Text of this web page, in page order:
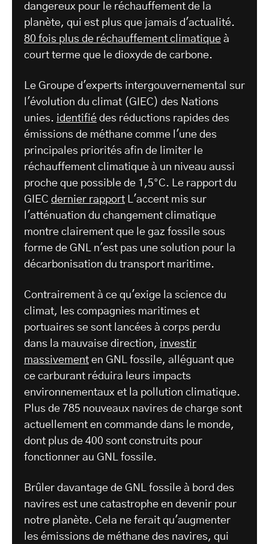
dangereux pour le réchauffement de la
planète, qui est plus que jamais d'actualité.
80 fois plus de réchauffement climatique à
court terme que le dioxyde de carbone.
Le Groupe d'experts intergouvernemental sur
l'évolution du climat (GIEC) des Nations
unies. identifié des réductions rapides des
émissions de méthane comme l'une des
principales priorités afin de limiter le
réchauffement climatique à un niveau aussi
proche que possible de 1,5°C. Le rapport du
GIEC dernier rapport L'accent mis sur
l'atténuation du changement climatique
montre clairement que le gaz fossile sous
forme de GNL n'est pas une solution pour la
décarbonisation du transport maritime.
Contrairement à ce qu'exige la science du
climat, les compagnies maritimes et
portuaires se sont lancées à corps perdu
dans la mauvaise direction, investir
massivement en GNL fossile, alléguant que
ce carburant réduira leurs impacts
environnementaux et la pollution climatique.
Plus de 785 nouveaux navires de charge sont
actuellement en commande dans le monde,
dont plus de 400 sont construits pour
fonctionner au GNL fossile.
Brûler davantage de GNL fossile à bord des
navires est une catastrophe en devenir pour
notre planète. Cela ne ferait qu'augmenter
les émissions de méthane des navires, qui